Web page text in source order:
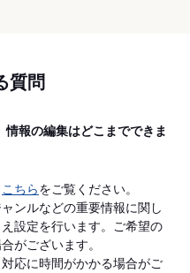
質問
報の編集はどこまでできま
こちらをご覧ください。
ンルなどの重要情報に関し
設定を行います。ご希望の
がございます。
応に時間がかかる場合がご